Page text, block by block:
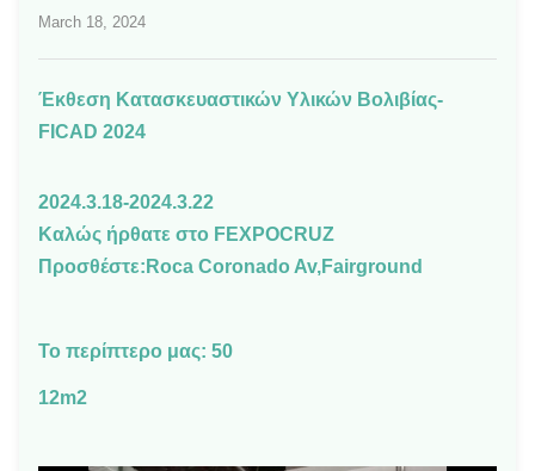
March 18, 2024
Έκθεση Κατασκευαστικών Υλικών Βολιβίας-
FICAD 2024
2024.3.18-2024.3.22
Καλώς ήρθατε στο FEXPOCRUZ
Προσθέστε:Roca Coronado Av,Fairground
Το περίπτερο μας: 50
12m2